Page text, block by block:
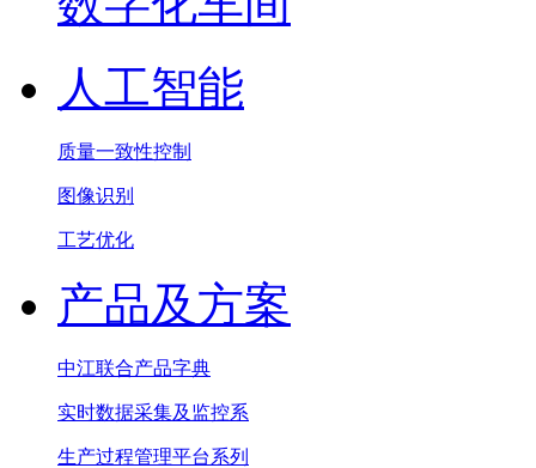
人工智能
质量一致性控制
图像识别
工艺优化
产品及方案
中江联合产品字典
实时数据采集及监控系
生产过程管理平台系列